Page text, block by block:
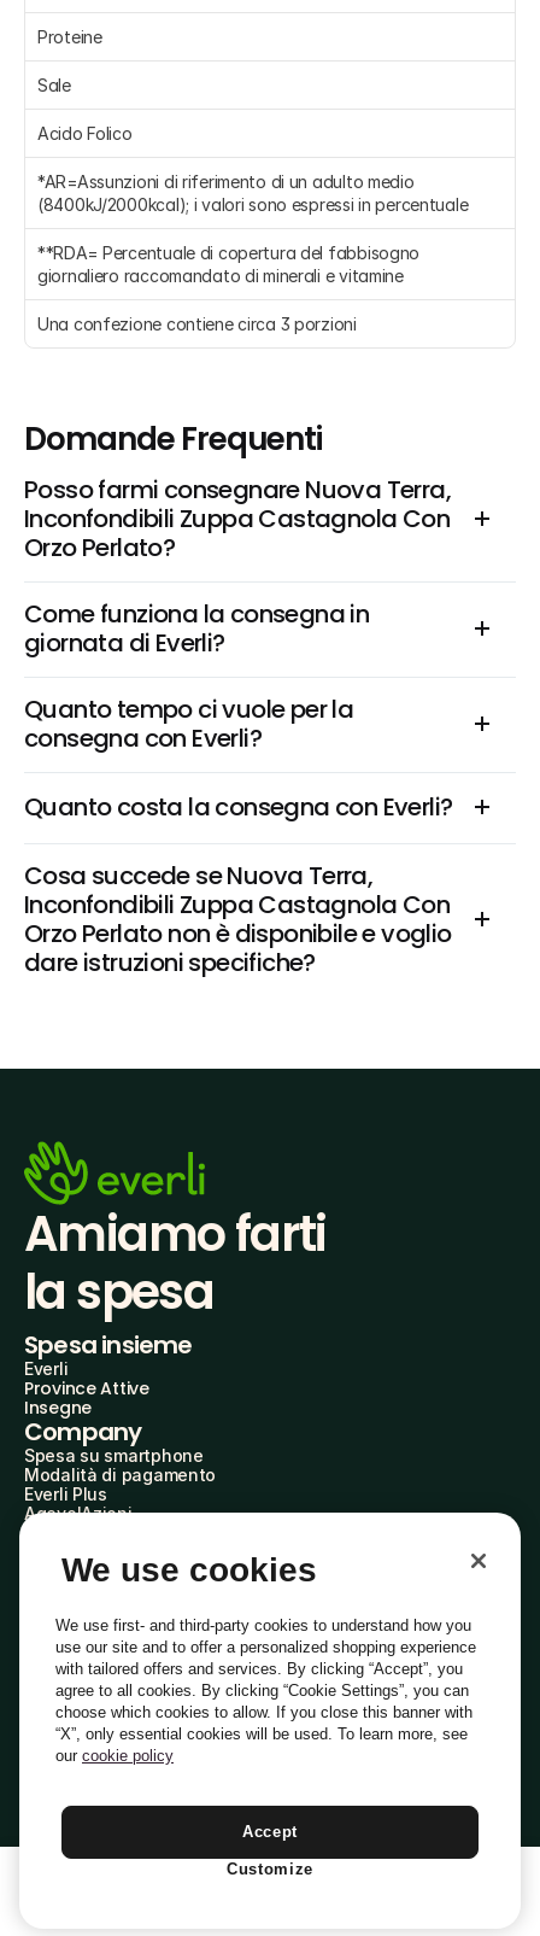
Proteine
Sale
Acido Folico
*AR=Assunzioni di riferimento di un adulto medio
(8400kJ/2000kcal); i valori sono espressi in percentuale
**RDA= Percentuale di copertura del fabbisogno
giornaliero raccomandato di minerali e vitamine
Una confezione contiene circa 3 porzioni
Domande Frequenti
Posso farmi consegnare Nuova Terra,
Inconfondibili Zuppa Castagnola Con
Orzo Perlato?
Come funziona la consegna in
giornata di Everli?
Quanto tempo ci vuole per la
consegna con Everli?
Quanto costa la consegna con Everli?
Cosa succede se Nuova Terra,
Inconfondibili Zuppa Castagnola Con
Orzo Perlato non è disponibile e voglio
dare istruzioni specifiche?
Amiamo farti
la spesa
Spesa insieme
Everli
Province Attive
Insegne
Company
Spesa su smartphone
Modalità di pagamento
Everli Plus
AgevolAzioni
Everli Shoppers
Scopri chi siamo
Domande frequenti
Lavora con noi
Diventa Shopper
Investitori
PrivacyCookiePreferenze Cookie
Termini e Condizioni
Italiano
We use cookies
We use first- and third-party cookies to understand how you
use our site and to offer a personalized shopping experience
with tailored offers and services. By clicking “Accept”, you
agree to all cookies. By clicking “Cookie Settings”, you can
choose which cookies to allow. If you close this banner with
“X”, only essential cookies will be used. To learn more, see
our cookie policy
Accept
Customize